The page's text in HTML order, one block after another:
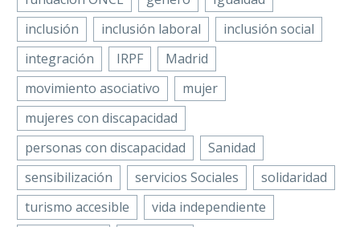
inclusión
inclusión laboral
inclusión social
integración
IRPF
Madrid
movimiento asociativo
mujer
mujeres con discapacidad
personas con discapacidad
Sanidad
sensibilización
servicios Sociales
solidaridad
turismo accesible
vida independiente